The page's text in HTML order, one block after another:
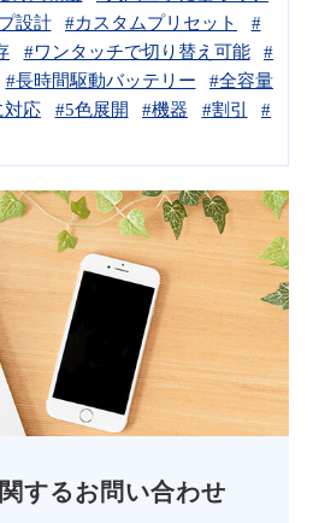
設計 #カスタムプリセット
#
#ワンタッチで切り替え可能
#
#長時間駆動バッテリー
#全容量
対応
#5色展開 #機器 #割引
#
するお問い合わせ